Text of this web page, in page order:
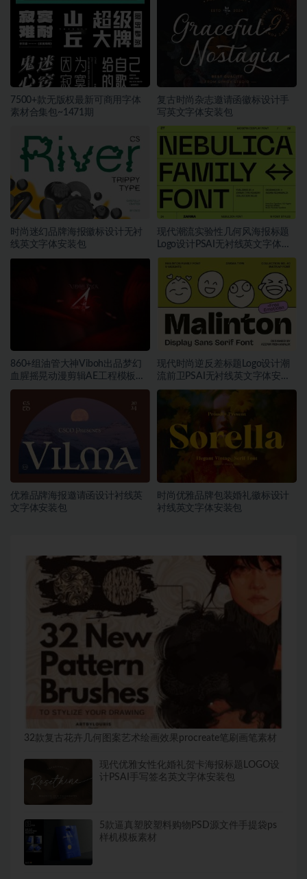
7500+款无版权最新可商用字体
素材合集包~1471期
复古时尚杂志邀请函徽标设计手
写英文字体安装包
时尚迷幻品牌海报徽标设计无衬
线英文字体安装包
现代潮流实验性几何风海报标题
Logo设计PSAI无衬线英文字体安
装包
860+组油管大神Viboh出品梦幻
血腥摇晃动漫剪辑AE工程模板预
设叠加视频音效字体素材包
现代时尚逆反差标题Logo设计潮
流前卫PSAI无衬线英文字体安装
包素材
优雅品牌海报邀请函设计衬线英
文字体安装包
时尚优雅品牌包装婚礼徽标设计
衬线英文字体安装包
32款复古花卉几何图案艺术绘画效果procreate笔刷画笔素材
现代优雅女性化婚礼贺卡海报标题LOGO设
计PSAI手写签名英文字体安装包
5款逼真塑胶塑料购物PSD源文件手提袋ps
样机模板素材